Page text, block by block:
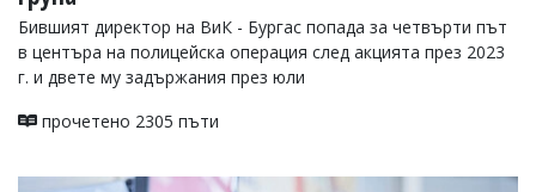
Бившият директор на ВиК - Бургас попада за четвърти път
в центъра на полицейска операция след акцията през 2023
г. и двете му задържания през юли
прочетено 2305 пъти